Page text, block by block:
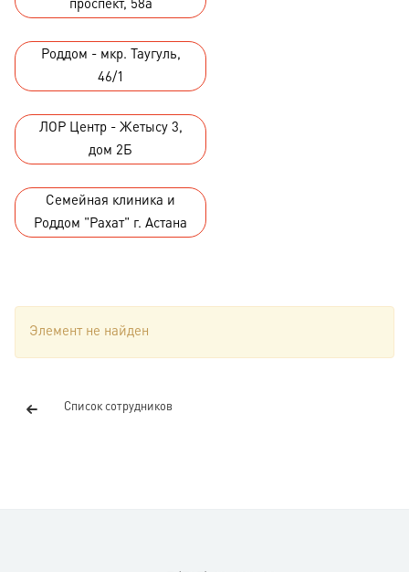
проспект, 58а
Роддом - мкр. Таугуль,
46/1
ЛОР Центр - Жетысу 3,
дом 2Б
Семейная клиника и
Роддом "Рахат" г. Астана
Элемент не найден
Список сотрудников